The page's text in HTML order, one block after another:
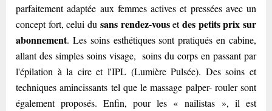
parfaitement adaptée aux femmes actives et pressées avec un
concept fort, celui du sans rendez-vousetdes petits prix sur
abonnement. Les soins esthétiques sont pratiqués en cabine,
allant des simples soins visage, soins du corps en passant par
l'épilation à la cire et l'IPL (Lumière Pulsée). Des soins et
techniques amincissants tel que le massage palper- rouler sont
également proposés. Enfin, pour les « nailistas », il est